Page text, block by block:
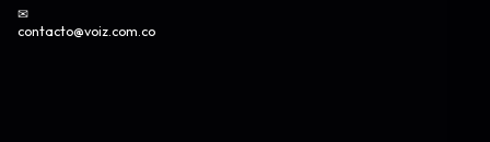
✉
contacto@voiz.com.co